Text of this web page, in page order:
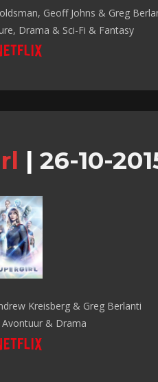
Geoff Johns & Greg
Drama & Sci-Fi & Fantasy
| 26-10-
Kreisberg & Greg Berlanti
& Drama